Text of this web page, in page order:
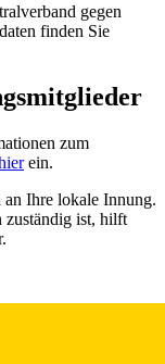
gegen
finden Sie
zum
ein.
Ihre lokale Innung.
zuständig ist, hilft